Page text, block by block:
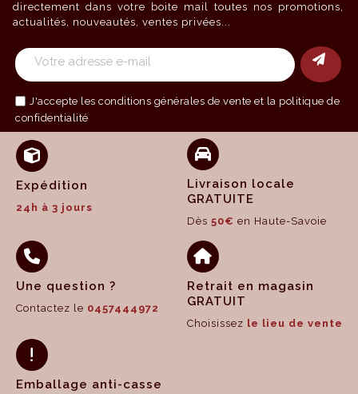
directement dans votre boite mail toutes nos promotions,
actualités, nouveautés, ventes privées...
J'accepte les conditions générales de vente et la politique de
confidentialité
Expédition
24h à 3 jours
Livraison locale
GRATUITE
Dès 50€ en Haute-Savoie
Une question ?
Contactez le 0457444972
Retrait en magasin
GRATUIT
Choisissez le lieu de vente
Emballage anti-casse